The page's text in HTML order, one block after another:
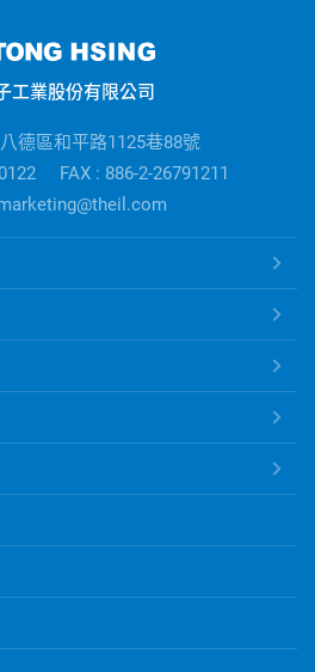
工業股份有限公司
德區和平路1125巷88號
FAX : 886-2-26791211